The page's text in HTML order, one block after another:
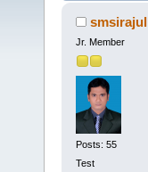
smsirajul
Jr. Member
Posts: 55
Test